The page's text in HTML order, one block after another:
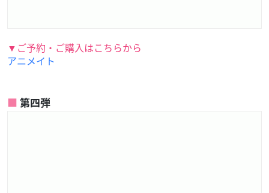
▼ご予約・ご購入はこちらから
アニメイト
第四弾